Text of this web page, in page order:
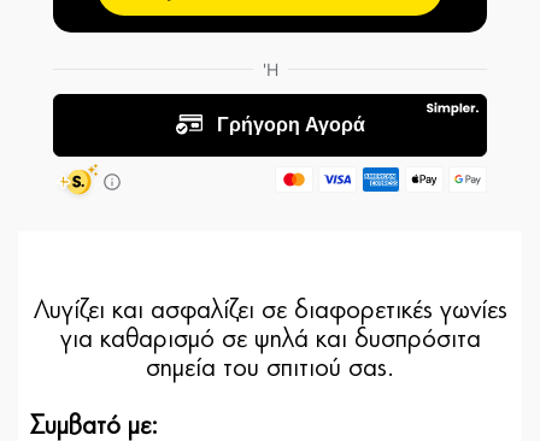
Λυγίζει και ασφαλίζει σε διαφορετικές γωνίες
για καθαρισμό σε ψηλά και δυσπρόσιτα
σημεία του σπιτιού σας.
Συμβατό με: